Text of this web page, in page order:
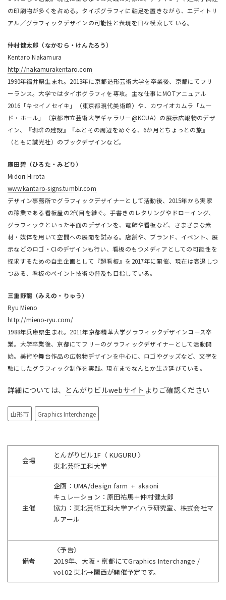
の印刷物が多くを占める。タイポグラフィに軸足を置きながら、エディトリ
アル／グラフィックデザインの可能性と表現を日々模索している。
仲村健太郎（なかむら・けんたろう）
Kentaro Nakamura
http://nakamurakentaro.com
1990年福井県生まれ。2013年に京都造形芸術大学を卒業後、京都にてフリ
ーランス。大学ではタイポグラフィを専攻。主な仕事にMOTアニュアル
2016「キセイノセイキ」（東京都現代美術館）や、カワイオカムラ「ムー
ド・ホール」（京都市立芸術大学ギャラリー@KCUA）の展示広報物のデザ
イン、『珈琲の建設』『本とその周辺をめぐる、6か月とちょっとの旅』
（ともに誠光社）のブックデザインなど。
廣田碧（ひろた・みどり）
Midori Hirota
www.kantaro-signs.tumblr.com
デザイン事務所でグラフィックデザイナーとして活動後、2015年から実家
の稼業である看板屋の2代目を継ぐ。手書きのレタリングやドローイング、
グラフィックといった平面のデザインを、電飾や看板など、さまざまな素
材・媒体を用いて空間への展開を試みる。店舗や、ブランド、イベント、展
示などのロゴ・CIのデザインも行い、看板のもつメディアとしての可能性を
探求するための自主企画として『超看板』を2017年に開催、現在は衰退しつ
つある、看板のペイント技術の普及も目指している。
三重野龍（みえの・りゅう）
Ryu Mieno
http://mieno-ryu.com/
1988年兵庫県生まれ。2011年京都精華大学グラフィックデザインコース卒
業。大学卒業後、京都にてフリーのグラフィックデザイナーとして活動開
始。美術や舞台作品の広報物デザインを中心に、ロゴやグッズなど、文字を
軸にしたグラフィック制作を実践。現在までなんとか生き延びている。
詳細については、 とんがりビルwebサイト よりご確認ください
山形市 Graphics Interchange
会場
とんがりビル1F〈 KUGURU 〉
東北芸術工科大学
主催
企画：UMA/design farm + akaoni
キュレーション：原田祐馬＋仲村健太郎
協力：東北芸術工科大学アイハラ研究室、株式会社マ
ルアール
備考
〈予告〉
2019年、大阪・京都にてGraphics Interchange /
vol.02 東北→関西が開催予定です。